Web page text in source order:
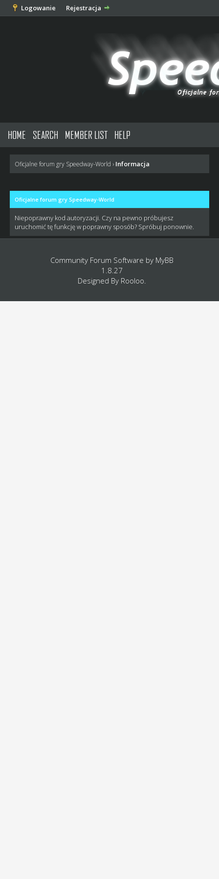
Logowanie Rejestracja
HOME SEARCH MEMBER LIST HELP
Oficjalne forum gry Speedway-World › Informacja
Oficjalne forum gry Speedway-World
Niepoprawny kod autoryzacji. Czy na pewno próbujesz
uruchomić tę funkcję w poprawny sposób? Spróbuj ponownie.
Community Forum Software by MyBB
1.8.27
Designed By Rooloo.